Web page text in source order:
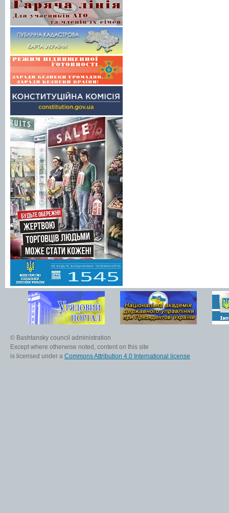
© Bashtansky council administration
Except where otherwise noted, content on this site
is licensed under a Commons Attribution 4.0 International license